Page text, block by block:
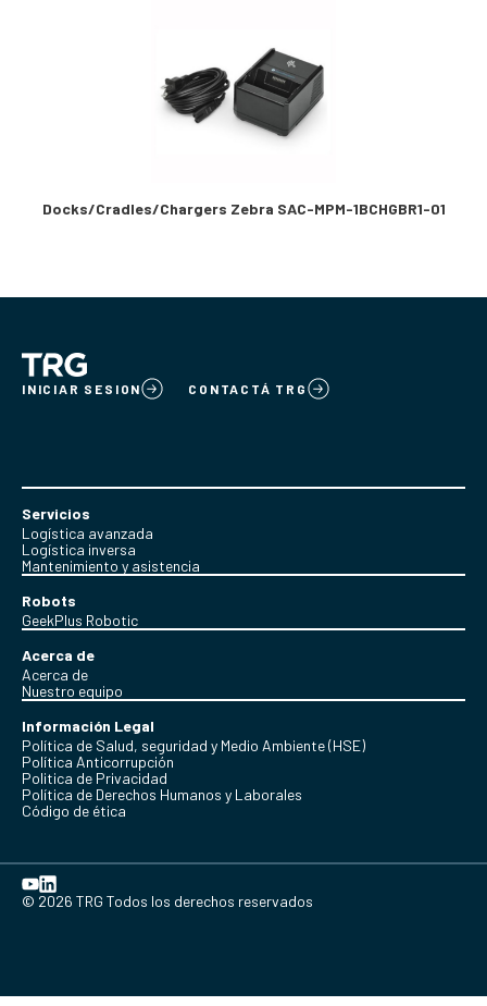
Docks/Cradles/Chargers Zebra SAC-MPM-1BCHGBR1-01
INICIAR SESION CONTACTÁ TRG
Servicios
Logística avanzada
Logística inversa
Mantenimiento y asistencia
Robots
GeekPlus Robotic
Acerca de
Acerca de
Nuestro equipo
Información Legal
Política de Salud, seguridad y Medio Ambiente (HSE)
Política Anticorrupción
Politica de Privacidad
Política de Derechos Humanos y Laborales
Código de ética
© 2026 TRG Todos los derechos reservados